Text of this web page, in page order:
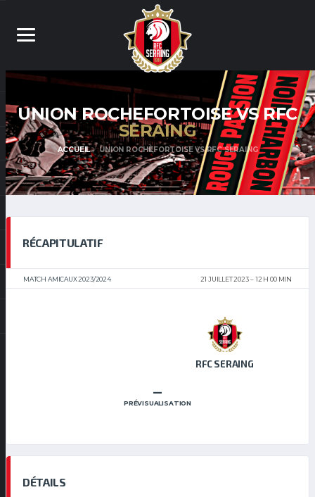
UNION ROCHEFORTOISE VS RFC
SERAING
ACCUEIL UNION ROCHEFORTOISE VS RFC SERAING
RÉCAPITULATIF
MATCH AMICAUX 2023/2024 21 JUILLET 2023 12 H 00 MIN
RFC SERAING
–
PRÉVISUALISATION
DÉTAILS